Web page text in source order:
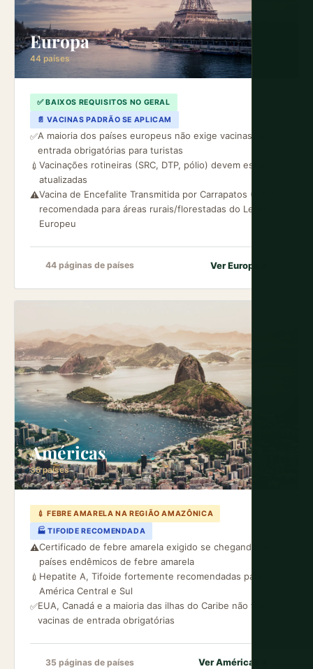
Europa
44 países
✅ BAIXOS REQUISITOS NO GERAL
📄 VACINAS PADRÃO SE APLICAM
✅A maioria dos países europeus não exige vacinas de
entrada obrigatórias para turistas
💉 Vacinações rotineiras (SRC, DTP, pólio) devem estar
atualizadas
⚠️Vacina de Encefalite Transmitida por Carrapatos (ETC)
recomendada para áreas rurais/florestadas do Leste
Europeu
44 páginas de países Ver Europa
Américas
35 países
💉 FEBRE AMARELA NA REGIÃO AMAZÔNICA
🏭 TIFOIDE RECOMENDADA
⚠️Certificado de febre amarela exigido se chegando de
países endêmicos de febre amarela
💉 Hepatite A, Tifoide fortemente recomendadas para
América Central e Sul
✅EUA, Canadá e a maioria das ilhas do Caribe não têm
vacinas de entrada obrigatórias
35 páginas de países Ver Américas